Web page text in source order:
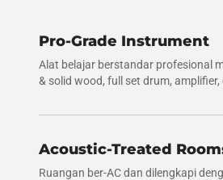
Pro-Grade Instrument
Alat belajar berstandar profesional
& solid wood, full set drum, amplifier,
Acoustic-Treated
Ruangan ber-AC dan dilengkapi